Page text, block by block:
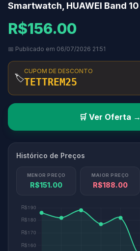
Smartwatch, HUAWEI Band 10
R$156.00
📅 Publicado em 06/07/2026 21:51
🏷️
CUPOM DE DESCONTO
TETTREM25
🛒 Ver Oferta →
Histórico de Preços
MENOR PREÇO
R$151.00
MAIOR PREÇO
R$188.00